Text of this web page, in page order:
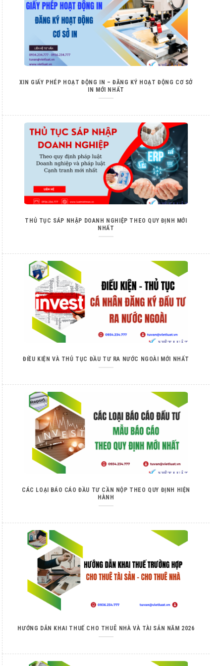
XIN GIẤY PHÉP HOẠT ĐỘNG IN – ĐĂNG KÝ HOẠT ĐỘNG CƠ SỞ
IN MỚI NHẤT
THỦ TỤC SÁP NHẬP DOANH NGHIỆP THEO QUY ĐỊNH MỚI
NHẤT
ĐIỀU KIỆN VÀ THỦ TỤC ĐẦU TƯ RA NƯỚC NGOÀI MỚI NHẤT
CÁC LOẠI BÁO CÁO ĐẦU TƯ CẦN NỘP THEO QUY ĐỊNH HIỆN
HÀNH
HƯỚNG DẪN KHAI THUẾ CHO THUÊ NHÀ VÀ TÀI SẢN NĂM 2026